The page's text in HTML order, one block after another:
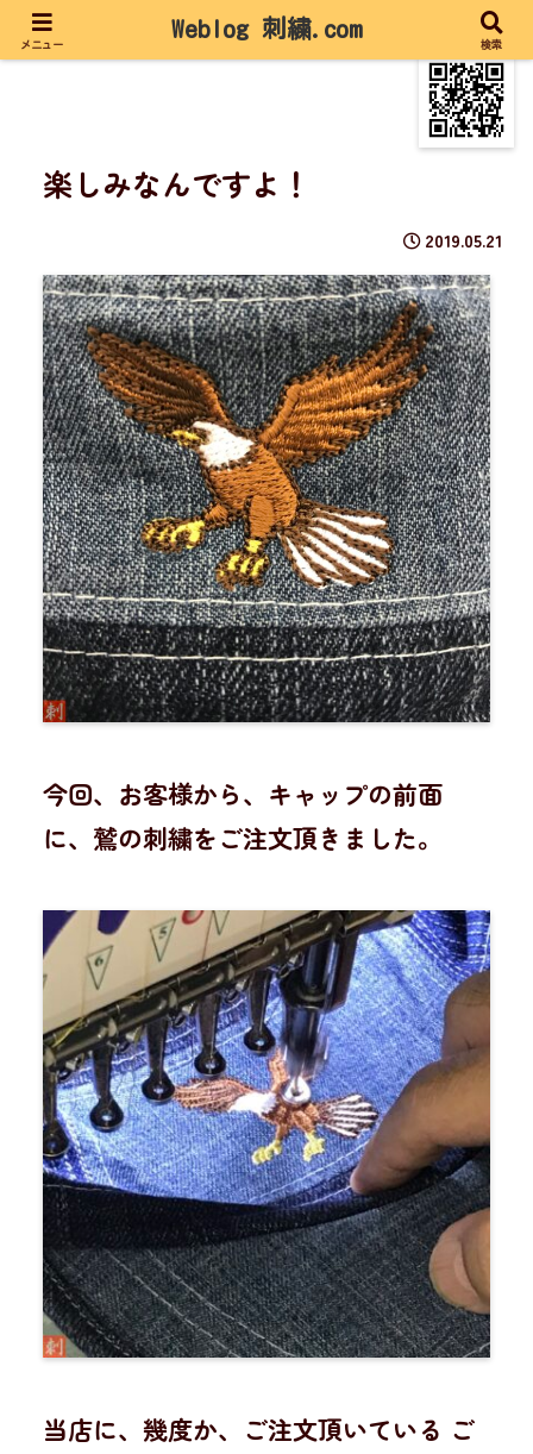
楽しみなんですよ！
2019.05.21
今回、お客様から、キャップの前面
に、鷲の刺繍をご注文頂きました。
当店に、幾度か、ご注文頂いている ご
メニュー
Weblog 刺繍.com
検索